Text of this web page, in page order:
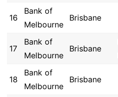
16
Bank of
Melbourne
Brisbane
17
Bank of
Melbourne
Brisbane
18
Bank of
Melbourne
Brisbane